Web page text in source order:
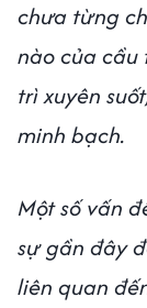
chưa từng
nào của
trì xuyên
minh bạch.
Một số vấn
sự gần đây
liên quan